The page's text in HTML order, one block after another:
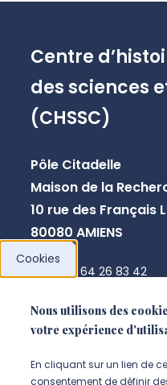
Centre
des sciences
(CHSSC)
Pôle Citadelle
Maison de la
10 rue des Français
80080 AMIENS
+33 3 64 26 83 42
NOUS CONTACTER
Cookies
Nous utilisons des
votre expérience
En cliquant sur un lien de
consentement de définir